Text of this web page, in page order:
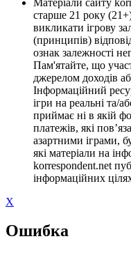
старше 21 року
викликати ігрову
(принципів)
ознак залежності
Пам'ятайте, що
джерелом доходів
Інформаційний
ігри на реальні та/
приймає ні в якій
платежів, які
азартними іграми,
які матеріали на
korrespondent.net
інформаційних
X
Ошибка